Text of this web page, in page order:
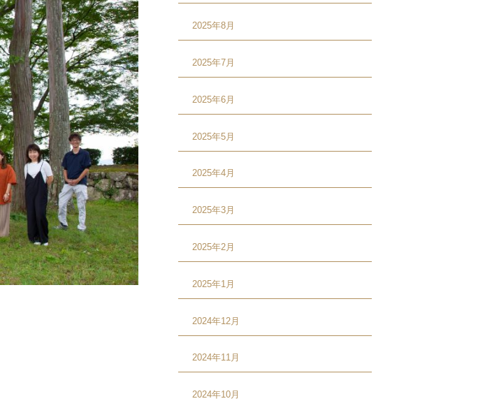
2025年8月
2025年7月
2025年6月
2025年5月
2025年4月
2025年3月
2025年2月
2025年1月
2024年12月
2024年11月
2024年10月